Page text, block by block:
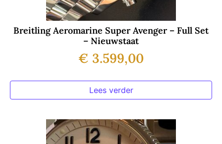
Breitling Aeromarine Super Avenger – Full Set
– Nieuwstaat
€ 3.599,00
Lees verder